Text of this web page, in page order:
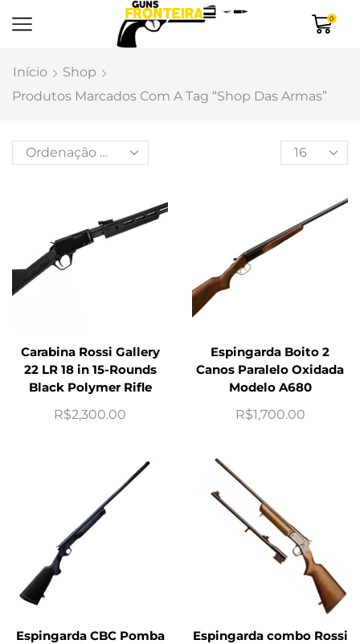
0
Início
Shop
Produtos Marcados Com A Tag “Shop Das Armas”
Carabina Rossi Gallery
22 LR 18 in 15-Rounds
Black Polymer Rifle
R$2,300.00
Espingarda Boito 2
Canos Paralelo Oxidada
Modelo A680
R$1,700.00
Espingarda CBC Pomba
Espingarda combo Rossi